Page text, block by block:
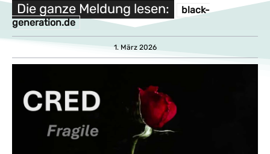
Die ganze Meldung lesen:
black-
generation.de
1. März 2026